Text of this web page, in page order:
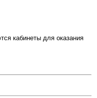
кабинеты для оказания